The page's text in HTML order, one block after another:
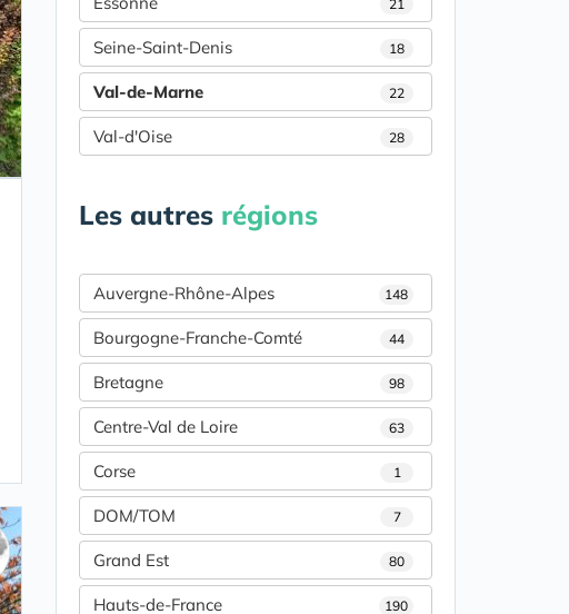
21
Seine-Saint-Denis 18
Val-de-Marne 22
Val-d'Oise 28
Les autres régions
Auvergne-Rhône-Alpes 148
Bourgogne-Franche-Comté 44
Bretagne 98
Centre-Val de Loire 63
Corse 1
DOM/TOM 7
Grand Est 80
Hauts-de-France 190